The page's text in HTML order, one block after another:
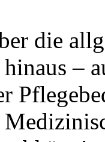
die
–